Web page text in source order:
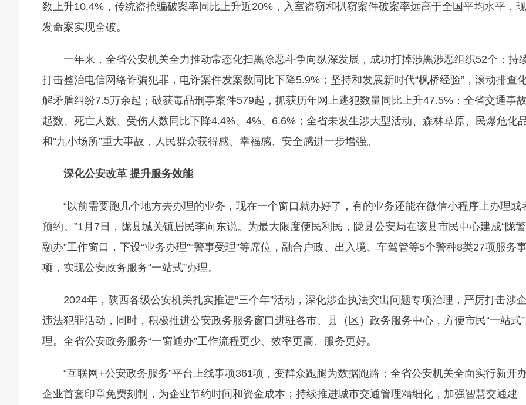
数上升10.4%，传统盗抢骗破案率同比上升近20%，入室盗窃和扒窃案件破案率远高于全国平均水平，现
发命案实现全破。
一年来，全省公安机关全力推动常态化扫黑除恶斗争向纵深发展，成功打掉涉黑涉恶组织52个；持
打击整治电信网络诈骗犯罪，电诈案件发案数同比下降5.9%；坚持和发展新时代“枫桥经验”，滚动排查
解矛盾纠纷7.5万余起；破获毒品刑事案件579起，抓获历年网上逃犯数量同比上升47.5%；全省交通事故
起数、死亡人数、受伤人数同比下降4.4%、4%、6.6%；全省未发生涉大型活动、森林草原、民爆危化
和“九小场所”重大事故，人民群众获得感、幸福感、安全感进一步增强。
深化公安改革 提升服务效能
“以前需要跑几个地方去办理的业务，现在一个窗口就办好了，有的业务还能在微信小程序上办理或
预约。”1月7日，陇县城关镇居民李向东说。为最大限度便民利民，陇县公安局在该县市民中心建成“陇警
融办”工作窗口，下设“业务办理”“警事受理”等席位，融合户政、出入境、车驾管等5个警种8类27项服务
项，实现公安政务服务“一站式”办理。
2024年，陕西各级公安机关扎实推进“三个年”活动，深化涉企执法突出问题专项治理，严厉打击涉企
违法犯罪活动，同时，积极推进公安政务服务窗口进驻各市、县（区）政务服务中心，方便市民“一站式
理。全省公安政务服务“一窗通办”工作流程更少、效率更高、服务更好。
“互联网+公安政务服务”平台上线事项361项，变群众跑腿为数据跑路；全省公安机关全面实行新开
企业首套印章免费刻制，为企业节约时间和资金成本；持续推进城市交通管理精细化，加强智慧交通建